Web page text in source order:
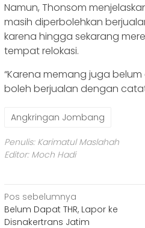
Namun, Thonsom
masih diperbolehkan
karena hingga sekarang
tempat relokasi.
“Karena memang juga
boleh berjualan dengan
Angkringan Jombang
Penulis: Karimatul Maslahah
Editor: Moch Hadi
Navigasi
pos
Pos sebelumnya
Belum Dapat THR, Lapor ke
Disnakertrans Jatim